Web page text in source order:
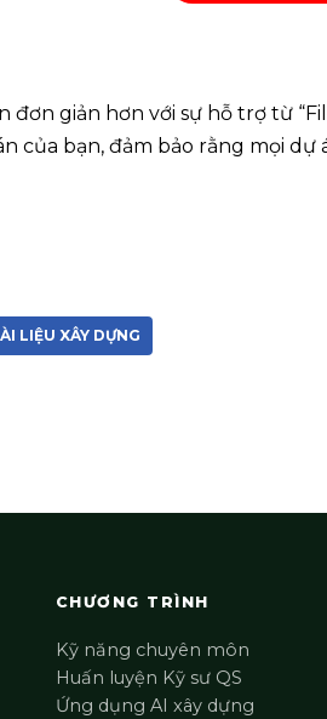
giản hơn với sự hỗ trợ từ
của bạn, đảm bảo rằng mọi
LIỆU XÂY DỰNG
CHƯƠNG TRÌNH
Kỹ năng chuyên môn
Huấn luyện Kỹ sư QS
Ứng dụng AI xây dựng